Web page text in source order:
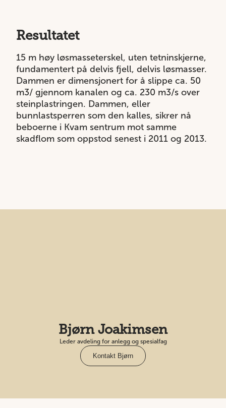
Resultatet
15 m høy løsmasseterskel, uten tetninskjerne,
fundamentert på delvis fjell, delvis løsmasser.
Dammen er dimensjonert for å slippe ca. 50
m3/ gjennom kanalen og ca. 230 m3/s over
steinplastringen. Dammen, eller
bunnlastsperren som den kalles, sikrer nå
beboerne i Kvam sentrum mot samme
skadflom som oppstod senest i 2011 og 2013.
Bjørn Joakimsen
Leder avdeling for anlegg og spesialfag
Kontakt Bjørn